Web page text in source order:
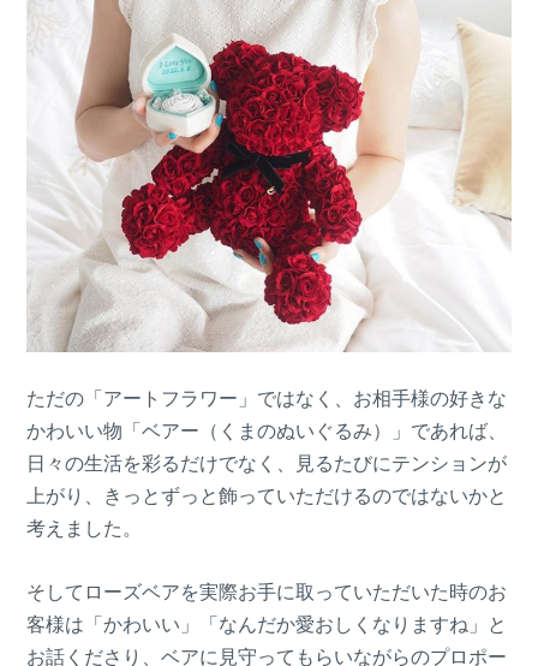
ただの「アートフラワー」ではなく、お相手様の好きな
かわいい物「ベアー（くまのぬいぐるみ）」であれば、
日々の生活を彩るだけでなく、見るたびにテンションが
上がり、きっとずっと飾っていただけるのではないかと
考えました。
そしてローズベアを実際お手に取っていただいた時のお
客様は「かわいい」「なんだか愛おしくなりますね」と
お話くださり、ベアに見守ってもらいながらのプロポー